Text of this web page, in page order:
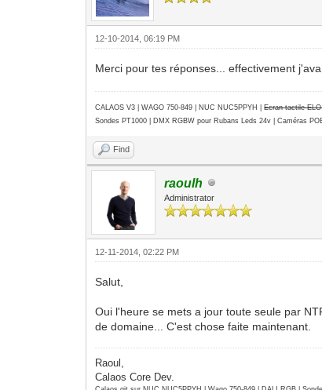
12-10-2014, 06:19 PM
Merci pour tes réponses... effectivement
CALAOS V3 | WAGO 750-849 | NUC NUC5PPYH |Ecran tactile
Sondes PT1000 | DMX RGBW pour Rubans Leds 24v | Caméras
Find
raoulh
Administrator
12-11-2014, 02:22 PM
Salut,
Oui l'heure se mets a jour toute seule par
de domaine... C'est chose faite maintenant.
Raoul,
Calaos Core Dev.